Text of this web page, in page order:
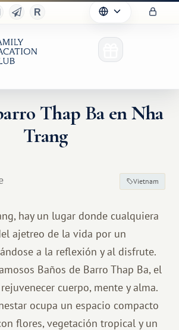
Thap Ba en Nha
Trang
Vietnam
hay un lugar donde cualquiera
ajetreo de la vida por un
a la reflexión y al disfrute.
Baños de Barro Thap Ba, el
cuerpo, mente y alma.
ocupa un espacio compacto
flores, vegetación tropical y un